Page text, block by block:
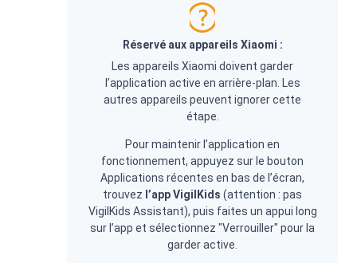
Réservé aux appareils Xiaomi :
Les appareils Xiaomi doivent garder
l’application active en arrière-plan. Les
autres appareils peuvent ignorer cette
étape.
Pour maintenir l’application en
fonctionnement, appuyez sur le bouton
Applications récentes en bas de l’écran,
trouvez l’app VigilKids (attention : pas
VigilKids Assistant), puis faites un appui long
sur l’app et sélectionnez "Verrouiller" pour la
garder active.